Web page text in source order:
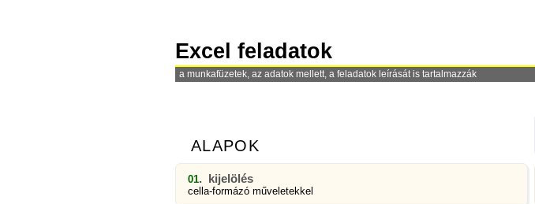
Excel feladatok
a munkafüzetek, az adatok mellett, a feladatok leírását is tartalmazzák
ALAPOK
01. kijelölés
cella-formázó műveletekkel